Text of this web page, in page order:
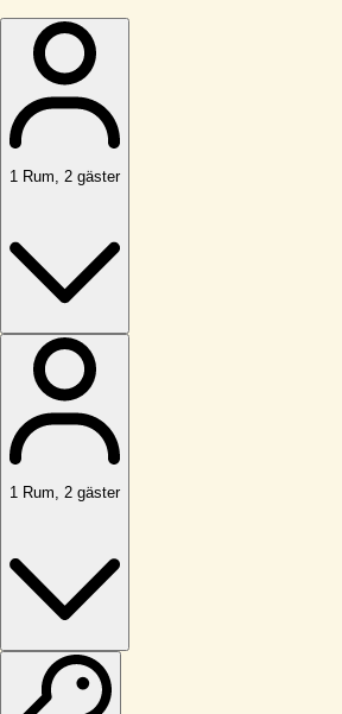
1 Rum 2 gäster
1 Rum, 2 gäster